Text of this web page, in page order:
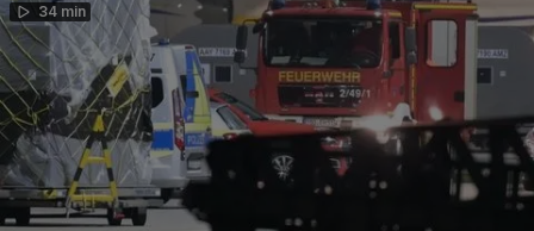
34 min